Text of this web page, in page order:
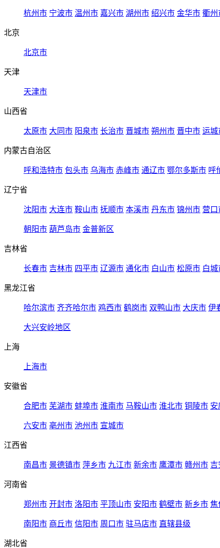
杭州市 宁波市 温州市 嘉兴市 湖州市 绍兴市 金华市 衢州
北京
北京市
天津
天津市
山西省
太原市 大同市 阳泉市 长治市 晋城市 朔州市 晋中市 运城
内蒙古自治区
呼和浩特市 包头市 乌海市 赤峰市 通辽市 鄂尔多斯市 呼
辽宁省
沈阳市 大连市 鞍山市 抚顺市 本溪市 丹东市 锦州市 营口
朝阳市 葫芦岛市 金普新区
吉林省
长春市 吉林市 四平市 辽源市 通化市 白山市 松原市 白城
黑龙江省
哈尔滨市 齐齐哈尔市 鸡西市 鹤岗市 双鸭山市 大庆市 伊
大兴安岭地区
上海
上海市
安徽省
合肥市 芜湖市 蚌埠市 淮南市 马鞍山市 淮北市 铜陵市 安
六安市 亳州市 池州市 宣城市
江西省
南昌市 景德镇市 萍乡市 九江市 新余市 鹰潭市 赣州市 吉
河南省
郑州市 开封市 洛阳市 平顶山市 安阳市 鹤壁市 新乡市 焦
南阳市 商丘市 信阳市 周口市 驻马店市 直辖县级
湖北省